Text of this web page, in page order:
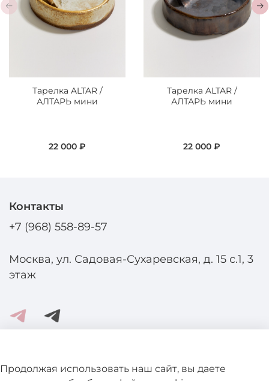
Тарелка ALTAR /
АЛТАРЬ мини
22 000 ₽
Тарелка ALTAR /
АЛТАРЬ мини
22 000 ₽
Помощь и информация
Контакты
+7 (968) 558-89-57
Москва, ул. Садовая-Сухаревская, д. 15 с.1, 3
этаж
Продолжая использовать наш сайт, вы даете